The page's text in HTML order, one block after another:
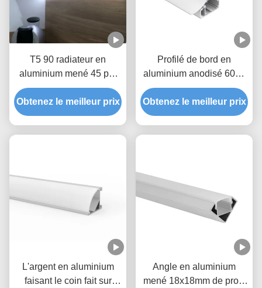
T5 90 radiateur en
aluminium mené 45 par
degrés de lumière de
bande de coin de la
Manche avec l'agrafe de
Obtenez le meilleur prix
Profilé de bord en
aluminium anodisé 6063
Alloy 75*95mm pour
éclairage d'angle LED
Obtenez le meilleur prix
L'argent en aluminium
faisant le coin fait sur
Angle en aluminium
mené 18x18mm de profil